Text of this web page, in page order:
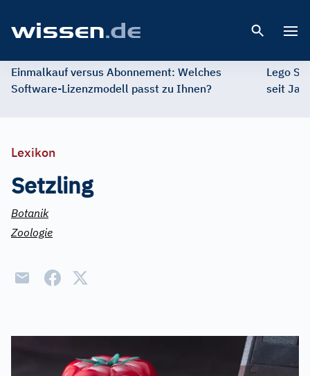
Einmalkauf versus Abonnement: Welches
Software-Lizenzmodell passt zu Ihnen?
Lego
seit
Lexikon
Setzling
Botanik
Zoologie